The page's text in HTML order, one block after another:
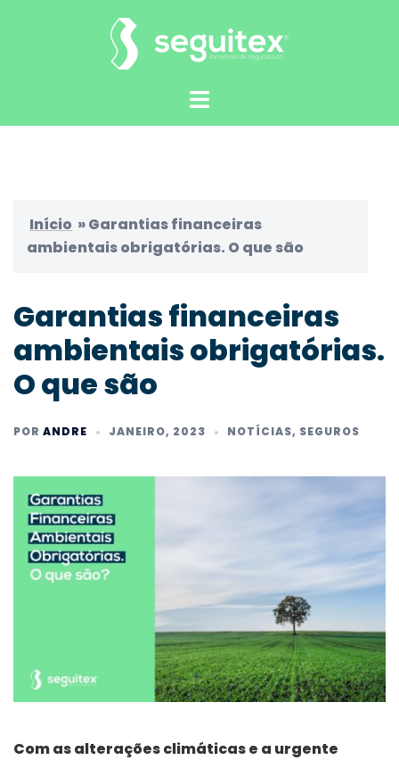
Alternar
Início »Garantias financeiras
ambientais obrigatórias. O que são
Garantias financeiras
ambientais obrigatórias.
O que são
POR ANDRE JANEIRO, 2023 NOTÍCIAS, SEGUROS
Com as alterações climáticas e a urgente